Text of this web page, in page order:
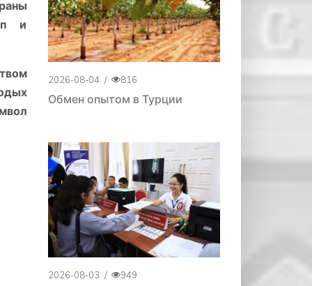
и
2026-08-04 / 816
Обмен опытом в Турции
2026-08-03 / 949